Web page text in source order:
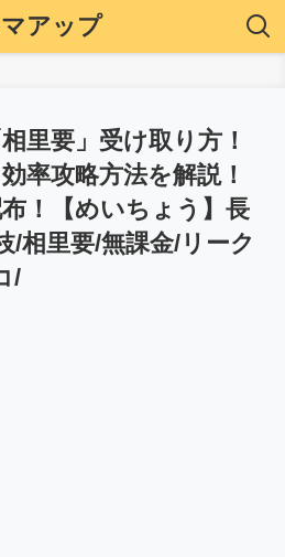
アップ
相里要」受け取り方！
効率攻略方法を解説！
！【めいちょう】長
/相里要/無課金/リーク
/